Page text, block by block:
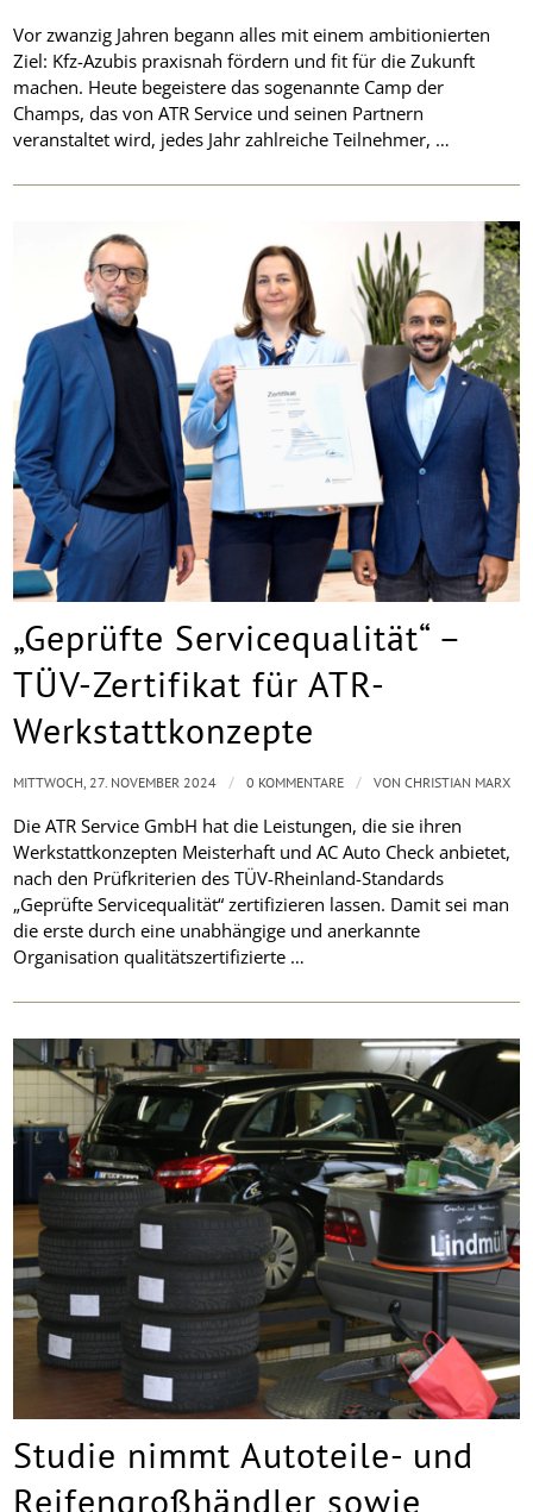
Vor zwanzig Jahren begann alles mit einem ambitionierten
Ziel: Kfz-Azubis praxisnah fördern und fit für die Zukunft
machen. Heute begeistere das sogenannte Camp der
Champs, das von ATR Service und seinen Partnern
veranstaltet wird, jedes Jahr zahlreiche Teilnehmer, …
„Geprüfte Servicequalität“ –
TÜV-Zertifikat für ATR-
Werkstattkonzepte
Die ATR Service GmbH hat die Leistungen, die sie ihren
Werkstattkonzepten Meisterhaft und AC Auto Check anbietet,
nach den Prüfkriterien des TÜV-Rheinland-Standards
„Geprüfte Servicequalität“ zertifizieren lassen. Damit sei man
die erste durch eine unabhängige und anerkannte
Organisation qualitätszertifizierte …
MITTWOCH, 27. NOVEMBER 2024 / 0 KOMMENTARE / VONCHRISTIAN MARX
Studie nimmt Autoteile- und
Reifengroßhändler sowie